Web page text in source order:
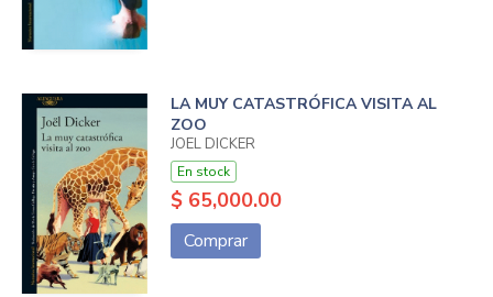
LA MUY CATASTRÓFICA VISITA AL
ZOO
JOEL DICKER
En stock
$ 65,000.00
Comprar